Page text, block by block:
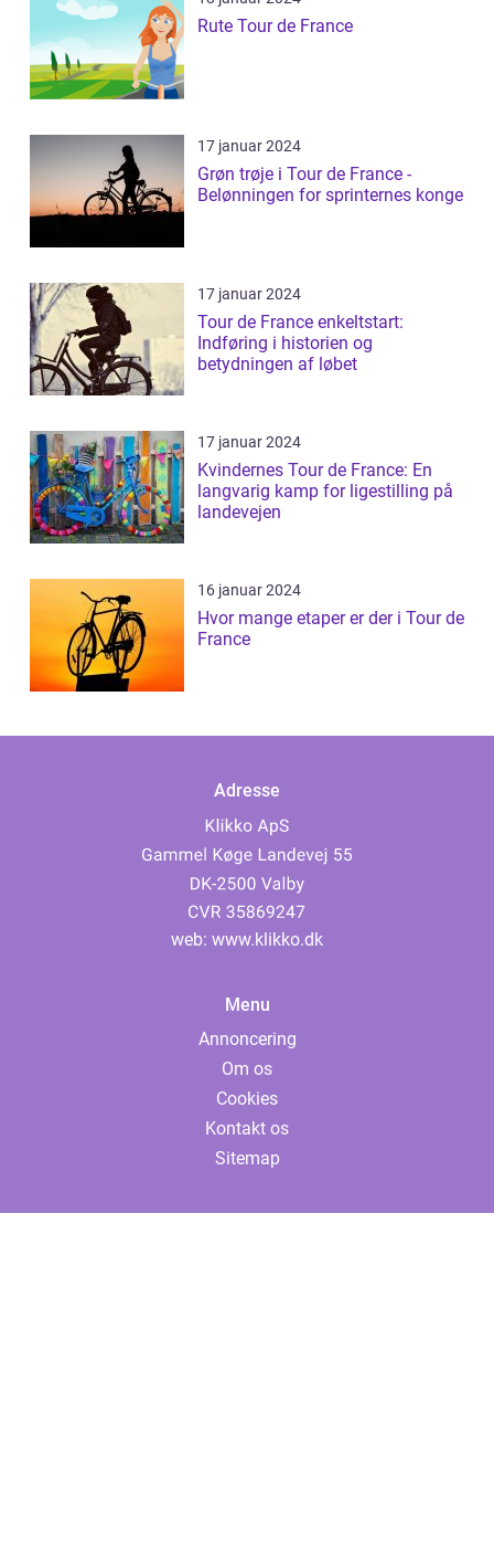
Rute Tour de France
17 januar 2024
Grøn trøje i Tour de France -
Belønningen for sprinternes konge
17 januar 2024
Tour de France enkeltstart:
Indføring i historien og
betydningen af løbet
17 januar 2024
Kvindernes Tour de France: En
langvarig kamp for ligestilling på
landevejen
16 januar 2024
Hvor mange etaper er der i Tour de
France
Adresse
web: www.klikko.dk
Menu
Annoncering
Om os
Cookies
Kontakt os
Sitemap